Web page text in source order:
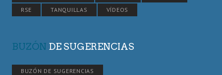
RSE
TANQUILLAS VÍDEOS
BUZÓN DE SUGERENCIAS
BUZÓN DE SUGERENCIAS